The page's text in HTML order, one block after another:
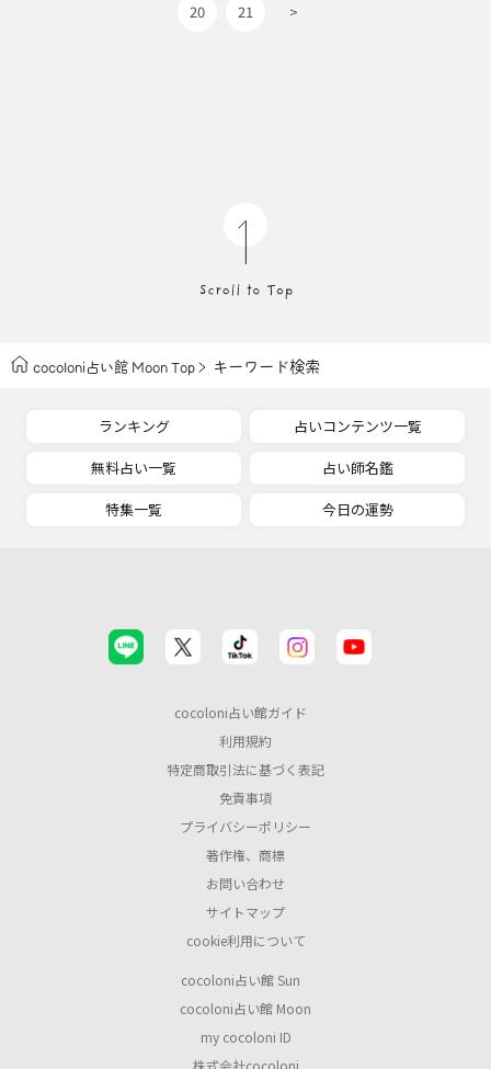
20 21 >
cocoloni占い館 Moon Top キーワード検索
ランキング
占いコンテンツ一覧
無料占い一覧
占い師名鑑
特集一覧
今日の運勢
cocoloni占い館ガイド
利用規約
特定商取引法に基づく表記
免責事項
プライバシーポリシー
著作権、商標
お問い合わせ
サイトマップ
cookie利用について
cocoloni占い館 Sun
cocoloni占い館 Moon
my cocoloni ID
株式会社cocoloni